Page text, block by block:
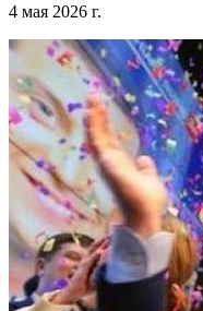
4 мая 2026 г.